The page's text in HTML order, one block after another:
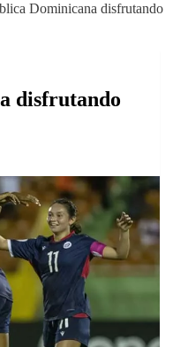
Dominicana disfrutando
disfrutando